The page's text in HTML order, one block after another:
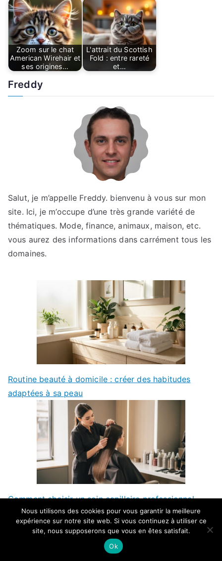
Zoom sur le chat
American Wirehair et
ses origines…
L'attrait du Scottish
Fold : entre rareté
et…
Freddy
Salut, je m’appelle Freddy. bienvenu à vous sur mon
site. Ici, je m’occupe d’une très grande variété de
thématiques. Mode, finance, animaux, maison, etc.
vous aurez des informations dans carrément tous les
domaines.
Routine beauté à domicile : créer des habitudes
adaptées à sa peau
Comment choisir un soin capillaire professionnel
selon ses besoins ?
Nous utilisons des cookies pour vous garantir la meilleure
expérience sur notre site web. Si vous continuez à utiliser ce
site, nous supposerons que vous en êtes satisfait.
Ok